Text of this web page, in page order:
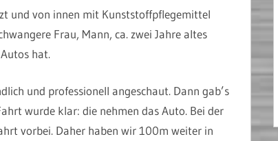
und von innen mit Kunststoffpflegemittel
Frau, Mann, ca. zwei Jahre altes
hat.
und professionell angeschaut. Dann gab’s
wurde klar: die nehmen das Auto. Bei der
vorbei. Daher haben wir 100m weiter in